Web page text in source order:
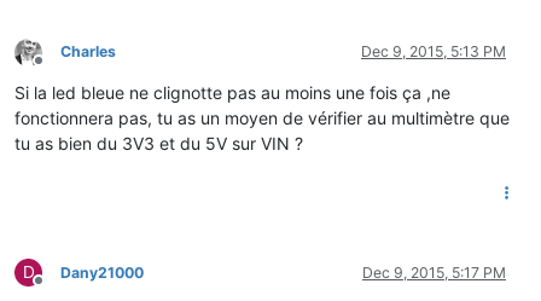
Offline
Charles Dec 9, 2015, 5:13 PM
Si la led bleue ne clignotte pas au moins une fois ça ,ne
fonctionnera pas, tu as un moyen de vérifier au multimètre que
tu as bien du 3V3 et du 5V sur VIN ?
D
Offline
Dany21000 Dec 9, 2015, 5:17 PM